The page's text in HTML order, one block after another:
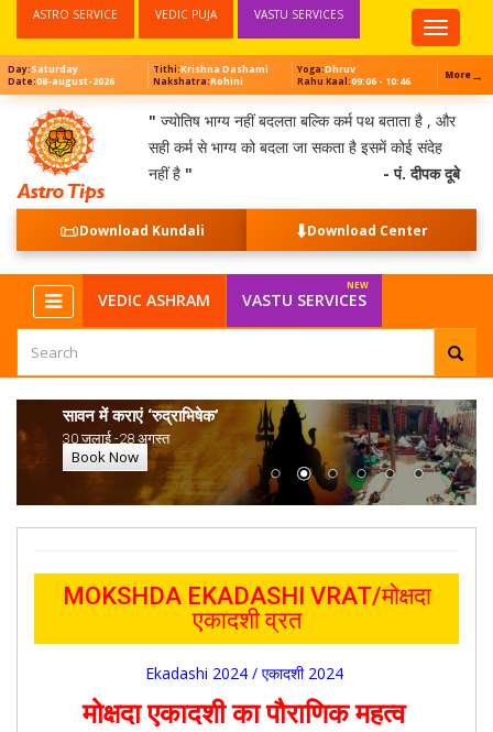
Top
Menu
ASTRO SERVICE VEDIC PUJA VASTU SERVICES
Day:Saturday
Date:08-august-2026
Tithi:Krishna Dashami
Nakshatra:Rohini
Yoga:Dhruv
Rahu Kaal:09:06 - 10:46 More→
" ज्योतिष भाग्य नहीं बदलता बल्कि कर्म पथ बताता है , और
सही कर्म से भाग्य को बदला जा सकता है इसमें कोई संदेह
नहीं है " - पं. दीपक दूबे
📜Download Kundali ⬇️Download Center
VEDIC ASHRAM VASTU SERVICES
सावन में कराएं ‘रुद्राभिषेक’
30 जुलाई -28 अगस्त
Book Now
MOKSHDA EKADASHI VRAT/मोक्षदा
एकादशी व्रत
Ekadashi 2024 / एकादशी 2024
मोक्षदा एकादशी का पौराणिक महत्व